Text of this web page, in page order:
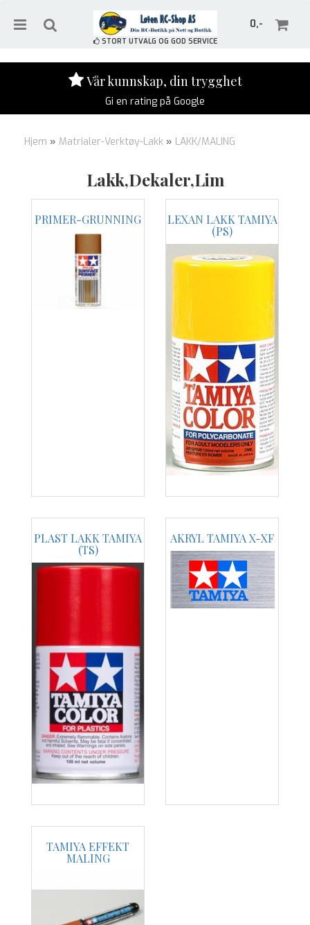
0,-
STORT UTVALG OG GOD SERVICE
Vår kunnskap, din trygghet
Gi en rating på Google
Hjem » Matrialer-Verktøy-Lakk » LAKK/MALING
Lakk,Dekaler,Lim
PRIMER-GRUNNING
LEXAN LAKK TAMIYA
(PS)
PLAST LAKK TAMIYA
(TS)
AKRYL TAMIYA X-XF
TAMIYA EFFEKT
MALING